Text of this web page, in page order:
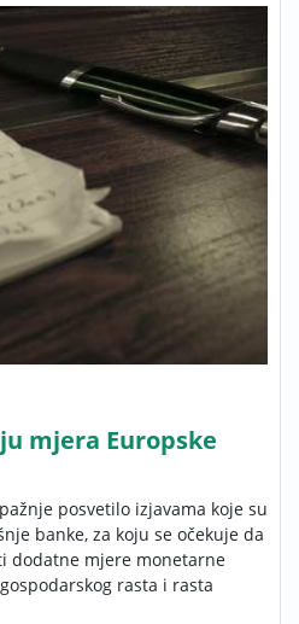
mjera Europske
posvetilo izjavama koje su
banke, za koju se očekuje da
dodatne mjere monetarne
rasta i rasta